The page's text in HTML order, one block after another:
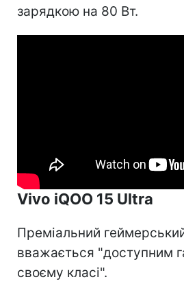
зарядкою на 80 Вт.
Vivo iQOO 15 Ultra
Преміальний
вважається "доступним
своєму класі".